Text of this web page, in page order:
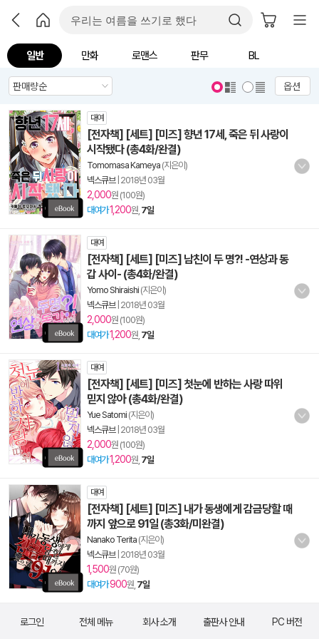
일반 만화 로맨스 판무 BL
옵션
대여
[전자책] [세트] [미즈] 향년 17세, 죽은 뒤 사랑이
시작됐다 (총4화/완결)
Tomomasa Kameya (지은이)
넥스큐브| 2018년 03월
2,000원 (100원)
대여가1,200원, 7일
대여
[전자책] [세트] [미즈] 남친이 두 명?! -연상과 동
갑 사이- (총4화/완결)
Yomo Shiraishi (지은이)
넥스큐브| 2018년 03월
2,000원 (100원)
대여가1,200원, 7일
대여
[전자책] [세트] [미즈] 첫눈에 반하는 사랑 따위
믿지 않아 (총4화/완결)
Yue Satomi (지은이)
넥스큐브| 2018년 03월
2,000원 (100원)
대여가1,200원, 7일
대여
[전자책] [세트] [미즈] 내가 동생에게 감금당할 때
까지 앞으로 91일 (총3화/미완결)
Nanako Terita (지은이)
넥스큐브| 2018년 03월
1,500원 (70원)
대여가900원, 7일
로그인 전체 메뉴 회사 소개 출판사 안내 PC 버전